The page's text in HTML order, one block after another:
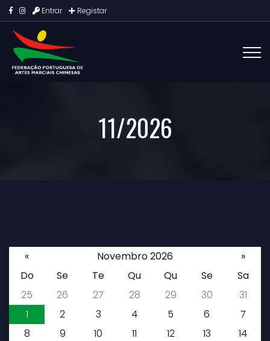
Entrar Registar
11/2026
« Novembro 2026
»
Do
Se Te Qu Qu Se
Sa
25
26 27 28 29 30
31
1
2 3 4 5 6
7
8
9 10 11 12 13
14